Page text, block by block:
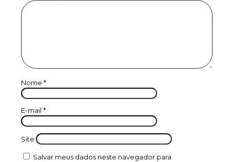
Nome *
E-mail *
Site
Salvar meus dados neste navegador para